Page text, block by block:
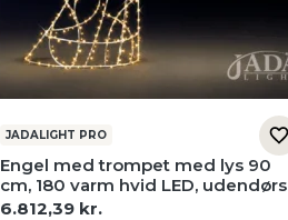
JADALIGHT PRO
Engel med trompet med lys 90
cm, 180 varm hvid LED, udendørs
6.812,39 kr.